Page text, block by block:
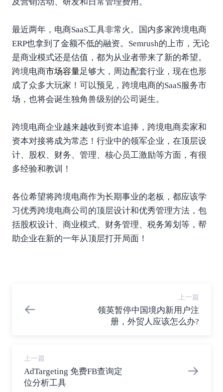
及营销活动、研发和日常管理费用。
最近两年，电商SaaS工具非常火。国内多家跨境电商
ERP也拿到了金额不低的融资。Semrush的上市，无论
是商业模式还是估值，都为从业者带来了新的希望。
跨境电商市场容量足够大，周边配套行业，现在也形
成了众多大玩家！可以预见，跨境电商的SaaS服务市
场，也将会诞生独角兽级别的公司诞生。
跨境电商企业越来越收到资本追捧，跨境电商卖家和
资本对接将成为常态！行业中的领军企业，在顶层设
计、股权、财务、管理、核心员工激励等方面，有很
多经验和教训！
各位希望将跨境电商作为长期事业的老板，都应该学
习优秀跨境电商公司的顶层设计和优秀管理方法，包
括股权设计、商业模式、财务管理、税务筹划等，帮
助企业在新的一年从顶层打开局面！
上一篇
领英暂停中国境内新用户注
册，外贸人应该怎么办?
上一篇
AdTargeting 免费FB查询定
位分析工具